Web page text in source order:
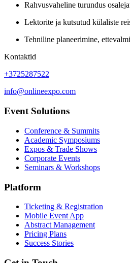
Rahvusvaheline turundus
Lektorite ja kutsutud külaliste
Tehniline planeerimine,
Kontaktid
+3725287522
info@onlineexpo.com
Event Solutions
Conference & Summits
Academic Symposiums
Expos & Trade Shows
Corporate Events
Seminars & Workshops
Platform
Ticketing & Registration
Mobile Event App
Abstract Management
Pricing Plans
Success Stories